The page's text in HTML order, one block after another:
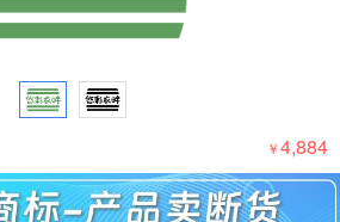
￥4,884